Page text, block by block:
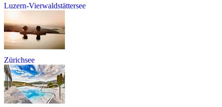
Luzern-Vierwaldstättersee
Zürichsee